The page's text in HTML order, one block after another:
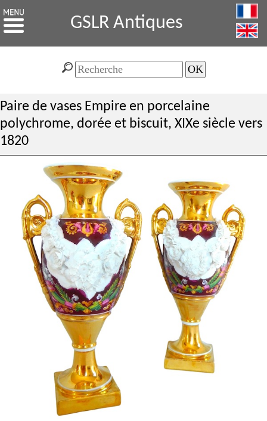
GSLR Antiques
Paire de vases Empire en porcelaine
polychrome, dorée et biscuit, XIXe siècle vers
1820